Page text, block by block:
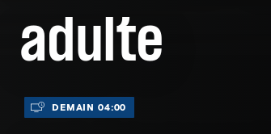
adulte
DEMAIN 04:00